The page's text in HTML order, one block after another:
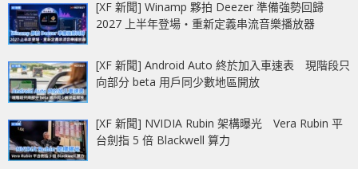
[XF 新聞] Winamp 夥拍 Deezer 準備強勢回歸
2027 上半年登場‧重新定義串流音樂播放器
[XF 新聞] Android Auto 終於加入車速表 現階段只
向部分 beta 用戶同少數地區開放
[XF 新聞] NVIDIA Rubin 架構曝光 Vera Rubin 平
台劍指 5 倍 Blackwell 算力